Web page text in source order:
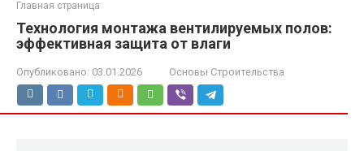
Главная страница
Технология монтажа вентилируемых полов:
эффективная защита от влаги
Опубликовано: 03.01.2026 Основы Строительства